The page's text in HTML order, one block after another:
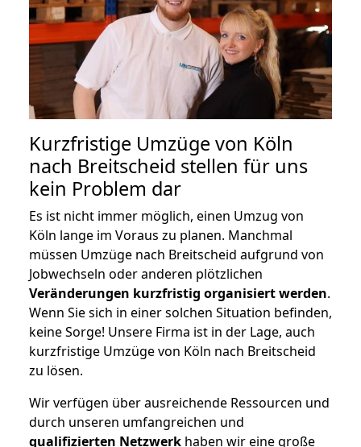
Kurzfristige Umzüge von Köln
nach Breitscheid stellen für uns
kein Problem dar
Es ist nicht immer möglich, einen Umzug von
Köln lange im Voraus zu planen. Manchmal
müssen Umzüge nach Breitscheid aufgrund von
Jobwechseln oder anderen plötzlichen
Veränderungen kurzfristig organisiert werden.
Wenn Sie sich in einer solchen Situation befinden,
keine Sorge! Unsere Firma ist in der Lage, auch
kurzfristige Umzüge von Köln nach Breitscheid
zu lösen.
Wir verfügen über ausreichende Ressourcen und
durch unseren umfangreichen und
qualifizierten Netzwerk haben wir eine große